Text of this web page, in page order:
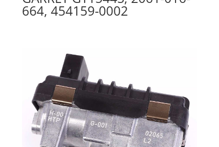
664, 454159-0002